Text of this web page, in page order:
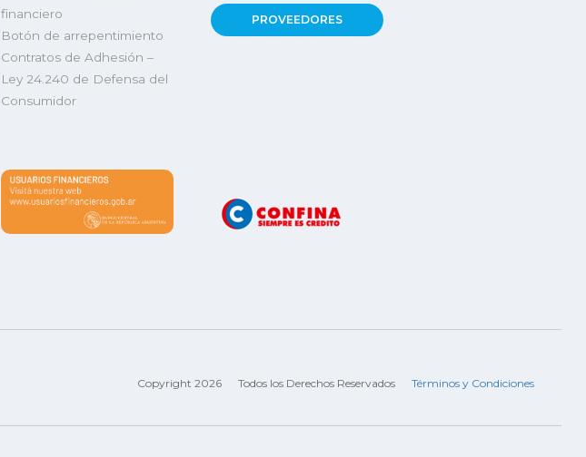
financiero
Botón de arrepentimiento
Contratos de Adhesión –
Ley 24.240 de Defensa del
Consumidor
PROVEEDORES
Copyright 2026 Todos los Derechos Reservados Términos y Condiciones